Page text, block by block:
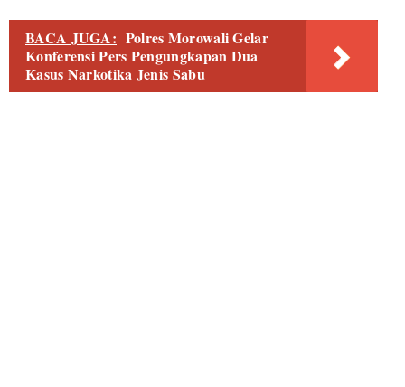
BACA JUGA: Polres Morowali Gelar
Konferensi Pers Pengungkapan Dua
Kasus Narkotika Jenis Sabu